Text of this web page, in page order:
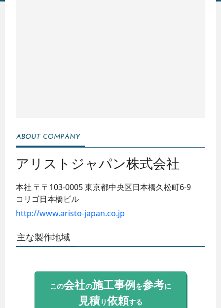
アリストジャパン株式会社
本社 〒〒103-0005東京都中央区日本橋久松町6-9
コリゴ日本橋ビル
http://www.aristo-japan.co.jp
主な製作地域
この会社の施工事例を参考に
見積り依頼する